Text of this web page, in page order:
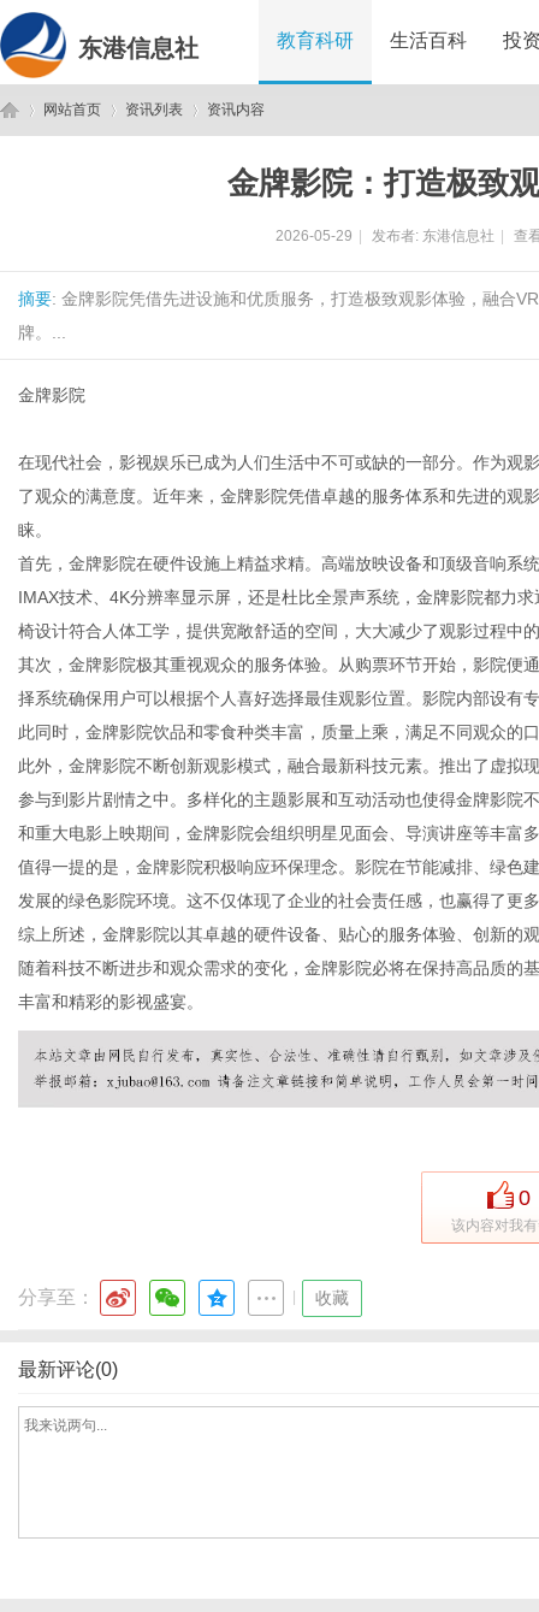
东港信息社 教育科研 生活百科 投
网站首页 资讯列表 资讯内容
金牌影院：打造极致
2026-05-29 发布者: 东港信息社 查
摘要: 金牌影院凭借先进设施和优质服务，打造极致观影体验，融合
牌。...
金牌影院
在现代社会，影视娱乐已成为人们生活中不可或缺的一部分。作为观
了观众的满意度。近年来，金牌影院凭借卓越的服务体系和先进的观
睐。
首先，金牌影院在硬件设施上精益求精。高端放映设备和顶级音响系
IMAX技术、4K分辨率显示屏，还是杜比全景声系统，金牌影院都力
椅设计符合人体工学，提供宽敞舒适的空间，大大减少了观影过程中
其次，金牌影院极其重视观众的服务体验。从购票环节开始，影院便
择系统确保用户可以根据个人喜好选择最佳观影位置。影院内部设有
此同时，金牌影院饮品和零食种类丰富，质量上乘，满足不同观众的
此外，金牌影院不断创新观影模式，融合最新科技元素。推出了虚拟
参与到影片剧情之中。多样化的主题影展和互动活动也使得金牌影院
和重大电影上映期间，金牌影院会组织明星见面会、导演讲座等丰富
值得一提的是，金牌影院积极响应环保理念。影院在节能减排、绿色
发展的绿色影院环境。这不仅体现了企业的社会责任感，也赢得了更
综上所述，金牌影院以其卓越的硬件设备、贴心的服务体验、创新的
随着科技不断进步和观众需求的变化，金牌影院必将在保持高品质的
丰富和精彩的影视盛宴。
0
该内容对我
分享至： 收藏
最新评论(0)